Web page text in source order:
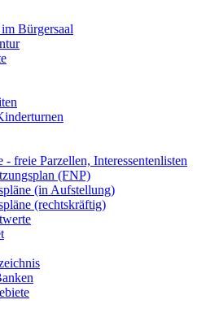
Bürgersaal
- freie Parzellen, Interessentenlisten
(FNP)
(in Aufstellung)
(rechtskräftig)